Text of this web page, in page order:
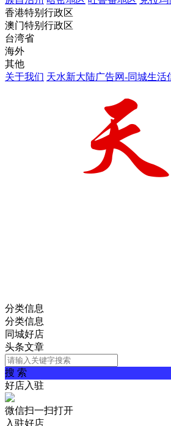
香港特别行政区
澳门特别行政区
台湾省
海外
其他
关于我们 天水新大陆广告网-同城生活
分类信息
分类信息
同城好店
头条文章
搜 索
好店入驻
微信扫一扫打开
入驻好店